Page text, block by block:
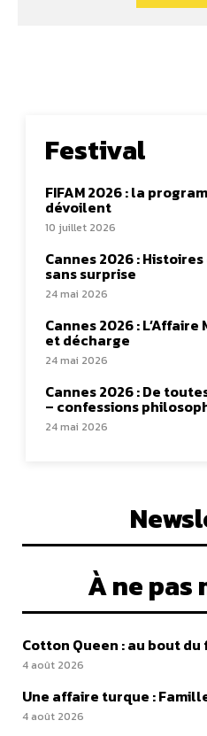
Festival
FIFAM 2026 : la
dévoilent
10 juillet 2026
Cannes 2026 :
sans surprise
24 mai 2026
Cannes 2026 :
et décharge
24 mai 2026
Cannes 2026 : De
– confessions
24 mai 2026
À ne pas
Cotton Queen : au bout du
4 août 2026
Une affaire turque :
4 août 2026